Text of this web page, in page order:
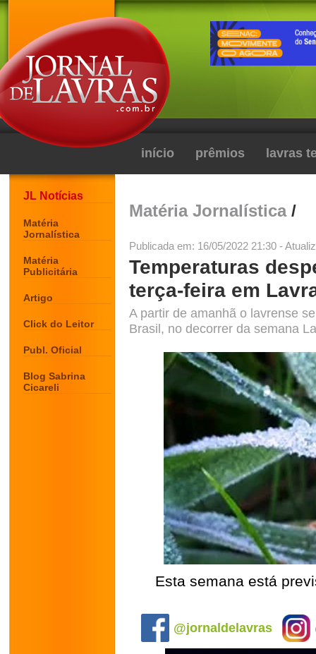
início prêmios lavras
JL Notícias
Matéria
Jornalística
Matéria
Publicitária
Artigo
Click do Leitor
Publ. Oficial
Blog Sabrina
Cicareli
Matéria Jornalística/
Publicada em: 16/05/2022 21:30 -
Temperaturas
terça-feira em
A partir de amanhã o lavrense
Brasil, no decorrer da semana
Esta semana está
@jornaldelavras